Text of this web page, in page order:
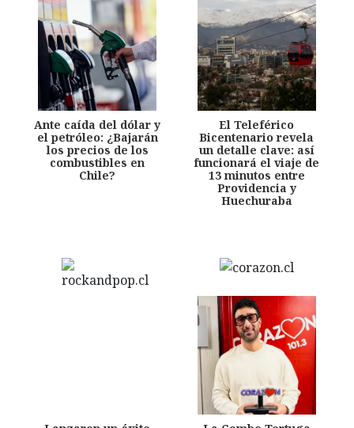
Ante caída del dólar y
el petróleo: ¿Bajarán
los precios de los
combustibles en
Chile?
El Teleférico
Bicentenario revela
un detalle clave: así
funcionará el viaje de
13 minutos entre
Providencia y
Huechuraba